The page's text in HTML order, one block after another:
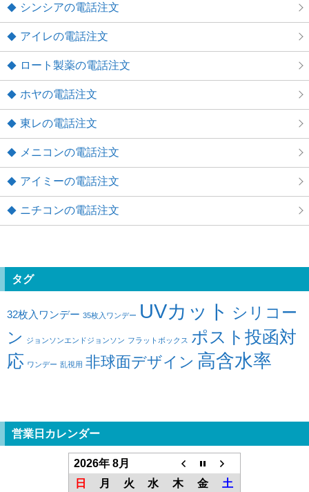
シンシアの電話注文
アイレの電話注文
ロート製薬の電話注文
ホヤの電話注文
東レの電話注文
メニコンの電話注文
アイミーの電話注文
ニチコンの電話注文
タグ
32枚入ワンデー 35枚入ワンデー UVカット シリコー
ン
ジョンソンエンドジョンソン フラットボックス ポスト投函対
応 ワンデー 乱視用 非球面デザイン 高含水率
営業日カレンダー
2026年 8月
日
月 火 水 木 金 土